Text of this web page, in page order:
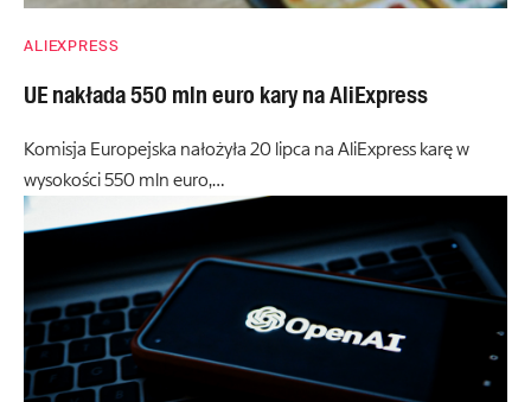
ALIEXPRESS
UE nakłada 550 mln euro kary na AliExpress
Komisja Europejska nałożyła 20 lipca na AliExpress karę w
wysokości 550 mln euro,…